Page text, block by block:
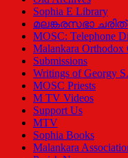
Sophia E Library
മലങ്കരസഭാ
MOSC: Telephone
Malankara Orthodox
Submissions
Writings of Georgy
MOSC Priests
M TV Videos
Support Us
MTV
Sophia Books
Malankara